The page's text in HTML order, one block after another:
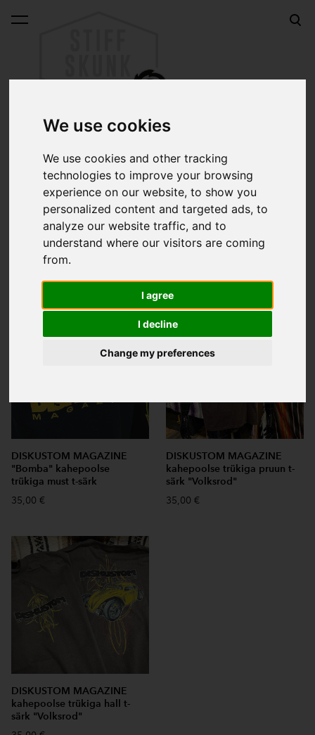
We use cookies
We use cookies and other tracking
technologies to improve your browsing
experience on our website, to show you
personalized content and targeted ads, to
analyze our website traffic, and to
understand where our visitors are coming
from.
I agree
I decline
Change my preferences
lisati ostukorvi.
DISKUSTOM MAGAZINE särgid
Sorteeri:
Otsing:
DISKUSTOM MAGAZINE
"Bomba" kahepoolse
trükiga must t-särk
35,00 €
DISKUSTOM MAGAZINE
kahepoolse trükiga pruun t-
särk "Volksrod"
35,00 €
DISKUSTOM MAGAZINE
kahepoolse trükiga hall t-
särk "Volksrod"